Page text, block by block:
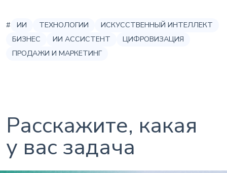
# ИИ ТЕХНОЛОГИИ
ИСКУССТВЕННЫЙ ИНТЕЛЛЕКТ
БИЗНЕС
ИИ АССИСТЕНТ
ЦИФРОВИЗАЦИЯ
ПРОДАЖИ И МАРКЕТИНГ
Расскажите, какая
у вас задача